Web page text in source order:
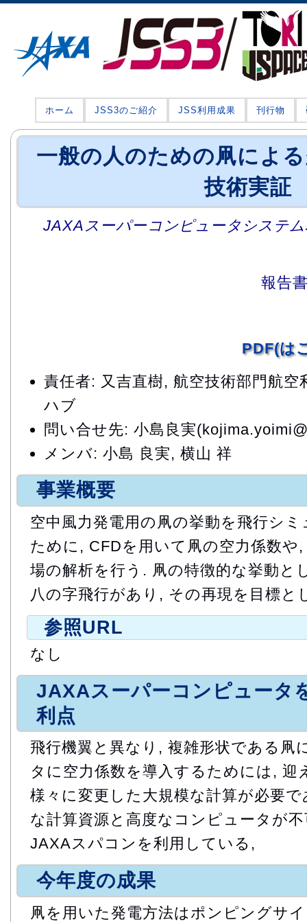
ホーム JSS3のご紹介 JSS利用成果 刊行物
一般の人のための凧によ
技術実証
JAXAスーパーコンピュータシステ
報告
PDF(は
責任者: 又吉直樹, 航空技術部門航
ハブ
問い合せ先: 小島良実
メンバ: 小島 良実, 横山 祥
事業概要
空中風力発電用の凧の挙動を飛行シ
ために, CFDを用いて凧の空力係数や
場の解析を行う. 凧の特徴的な挙動と
八の字飛行があり, その再現を目標と
参照URL
なし
JAXAスーパーコンピュータ
利点
飛行機翼と異なり, 複雑形状である凧
タに空力係数を導入するためには, 迎
様々に変更した大規模な計算が必要
な計算資源と高度なコンピュータが
JAXAスパコンを利用している,
今年度の成果
凧を用いた発電方法はポンピングサ